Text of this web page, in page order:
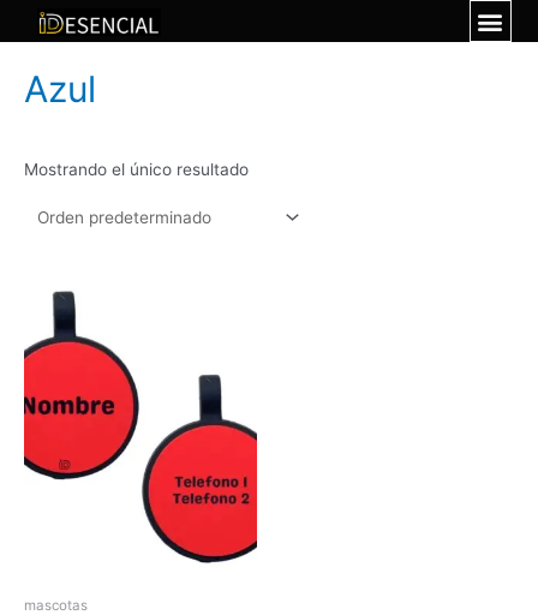
Azul
Mostrando el único resultado
mascotas